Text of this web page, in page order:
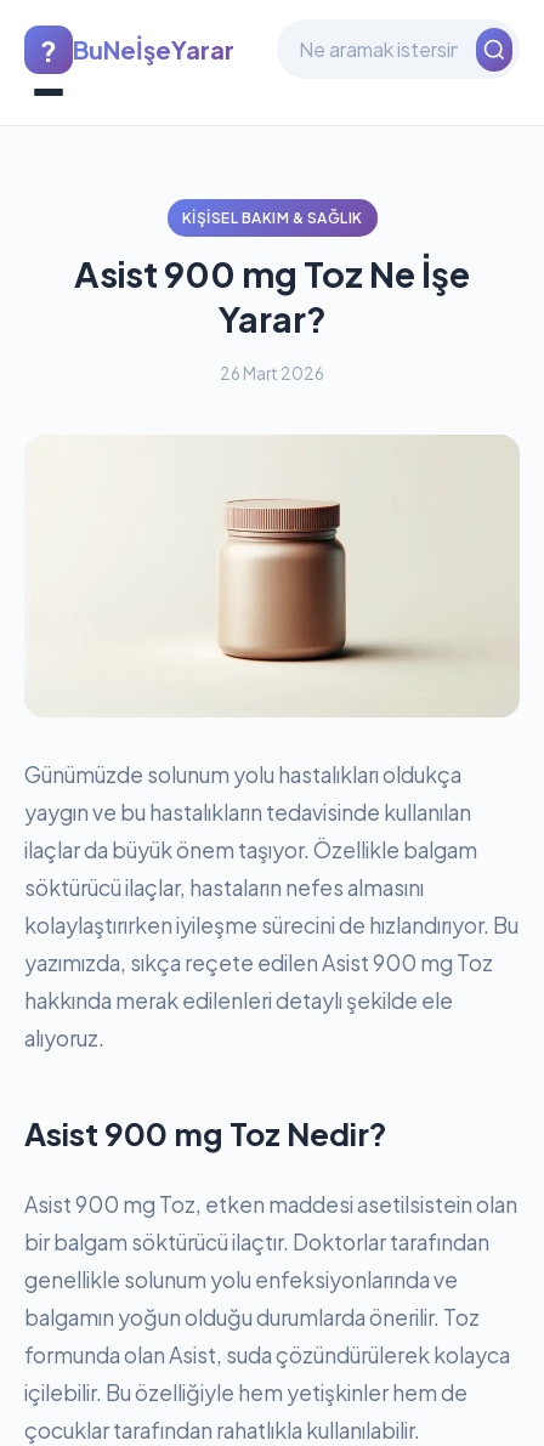
? BuNeİşeYarar
KIŞISEL BAKIM & SAĞLIK
Asist 900 mg Toz Ne İşe
Yarar?
26 Mart 2026
Günümüzde solunum yolu hastalıkları oldukça
yaygın ve bu hastalıkların tedavisinde kullanılan
ilaçlar da büyük önem taşıyor. Özellikle balgam
söktürücü ilaçlar, hastaların nefes almasını
kolaylaştırırken iyileşme sürecini de hızlandırıyor. Bu
yazımızda, sıkça reçete edilen Asist 900 mg Toz
hakkında merak edilenleri detaylı şekilde ele
alıyoruz.
Asist 900 mg Toz Nedir?
Asist 900 mg Toz, etken maddesi asetilsistein olan
bir balgam söktürücü ilaçtır. Doktorlar tarafından
genellikle solunum yolu enfeksiyonlarında ve
balgamın yoğun olduğu durumlarda önerilir. Toz
formunda olan Asist, suda çözündürülerek kolayca
içilebilir. Bu özelliğiyle hem yetişkinler hem de
çocuklar tarafından rahatlıkla kullanılabilir.